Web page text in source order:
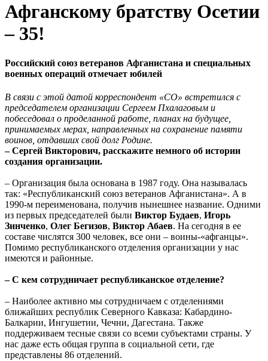
Афганскому братству Осетии
– 35!
Российский союз ветеранов Афганистана и специальных
военных операций отмечает юбилей
В связи с этой датой корреспондент «СО» встретился с
председателем организации Сергеем Пхалаговым и
побеседовал о проделанной работе, планах на будущее,
принимаемых мерах, направленных на сохранение памяти
воинов, отдавших свой долг Родине.
– Сергей Викторович, расскажите немного об истории
создания организации.
– Организация была основана в 1987 году. Она называлась
так: «Республиканский союз ветеранов Афганистана». А в
1990-м переименована, получив нынешнее название. Одними
из первых председателей были Виктор Будаев, Игорь
Зинченко, Олег Бегизов, Виктор Абаев. На сегодня в ее
составе числятся 300 человек, все они – воины-«афганцы».
Помимо республиканского отделения организации у нас
имеются и районные.
– С кем сотрудничает республиканское отделение?
– Наиболее активно мы сотрудничаем с отделениями
ближайших республик Северного Кавказа: Кабардино-
Балкарии, Ингушетии, Чечни, Дагестана. Также
поддерживаем тесные связи со всеми субъектами страны. У
нас даже есть общая группа в социальной сети, где
представлены 86 отделений.